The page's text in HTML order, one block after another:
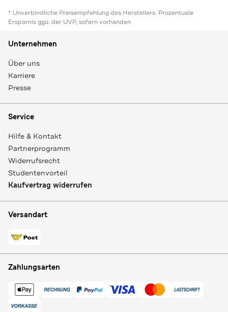
* Unverbindliche Preisempfehlung des Herstellers. Prozentuale
Ersparnis ggü. der UVP, sofern vorhanden
Unternehmen
Über uns
Karriere
Presse
Service
Hilfe & Kontakt
Partnerprogramm
Widerrufsrecht
Studentenvorteil
Kaufvertrag widerrufen
Versandart
Zahlungsarten